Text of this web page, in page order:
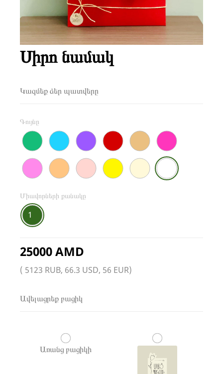
Սիրո նամակ
Կազմեք ձեր պատվերը
Գույնը
Միավորների քանակը
1
25000 AMD
( 5123 RUB, 66.3 USD, 56 EUR)
Ավելացրեք բացիկ
Առանց բացիկի